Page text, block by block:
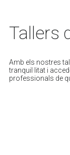
Tallers
Amb els nostres
tranquil·litat i
professionals de